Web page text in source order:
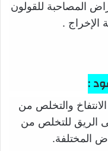
المصاحبة للقولون
الإخراج .
والتخلص من
الريق للتخلص من
المختلفة.